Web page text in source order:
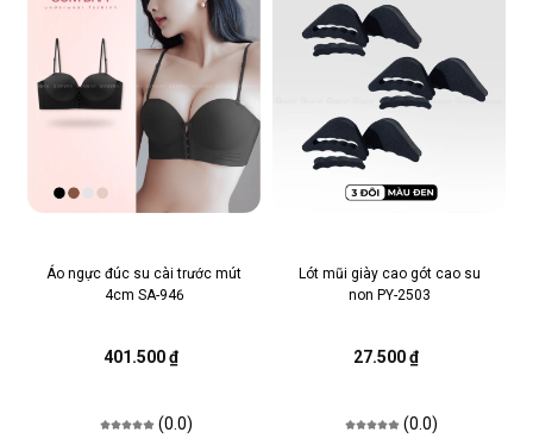
Áo ngực đúc su cài trước mút
4cm SA-946
401.500 ₫
(0.0)
Lót mũi giày cao gót cao su
non PY-2503
27.500 ₫
(0.0)